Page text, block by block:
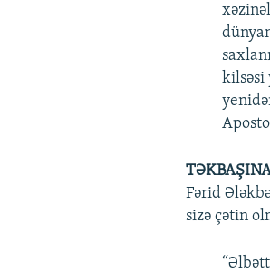
kilsəsi
Fərid
sizə çətin